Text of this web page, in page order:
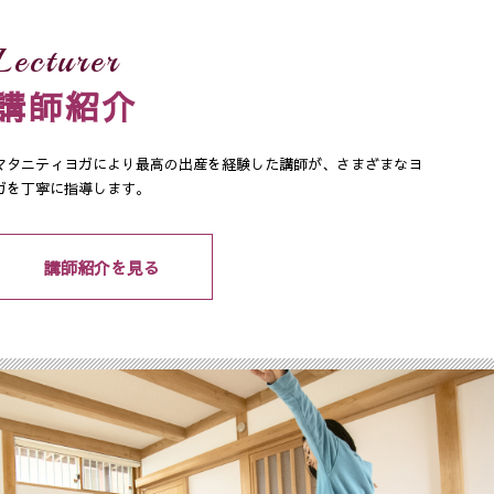
師紹介
タニティヨガにより最高の出産を経験した講師が、さまざまなヨ
を丁寧に指導します。
講師紹介を見る